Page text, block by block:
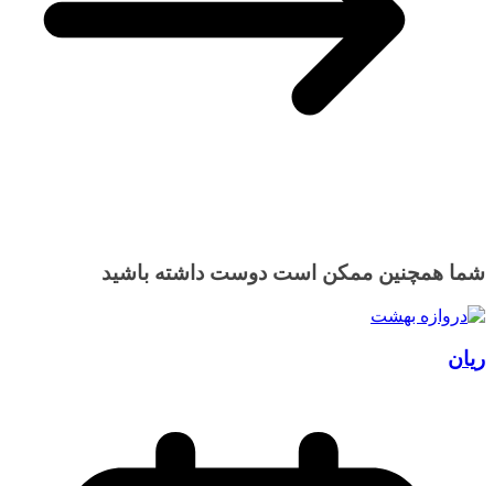
شما همچنین ممکن است دوست داشته باشید
ريان